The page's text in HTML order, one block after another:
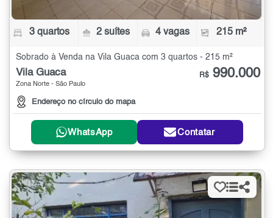
3 quartos 2 suítes 4 vagas 215 m²
Sobrado à Venda na Vila Guaca com 3 quartos - 215 m²
Vila Guaca
Zona Norte - São Paulo
Endereço no círculo do mapa
R$ 990.000
WhatsApp Contatar